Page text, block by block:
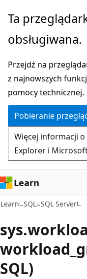
Przejdź
głównej
Ta
obsługiwana.
Przejdź na
z najnowszych
pomocy technicznej.
Pobieranie
Więcej informacji
Explorer i
Learn
Learn SQL SQL Server
SQL)